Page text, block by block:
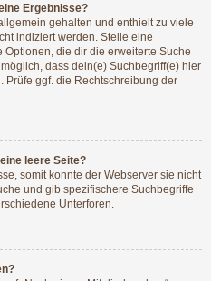
Ergebnisse?
gehalten und enthielt zu viele
indiziert werden. Stelle eine
die dir die erweiterte Suche
dass dein(e) Suchbegriff(e) hier
Prüfe ggf. die Rechtschreibung der
leere Seite?
somit konnte der Webserver sie nicht
und gib spezifischere Suchbegriffe
Unterforen.